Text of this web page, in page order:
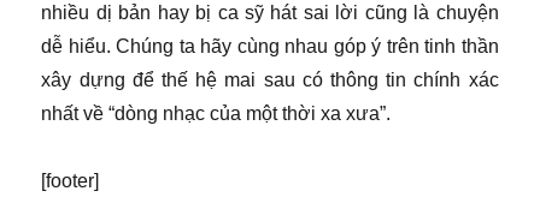
nhiều dị bản hay bị ca sỹ hát sai lời cũng là chuyện
dễ hiểu. Chúng ta hãy cùng nhau góp ý trên tinh thần
xây dựng để thế hệ mai sau có thông tin chính xác
nhất về “dòng nhạc của một thời xa xưa”.
[footer]